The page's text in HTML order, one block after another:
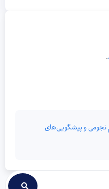
نجومی و پیشگویی‌های
.